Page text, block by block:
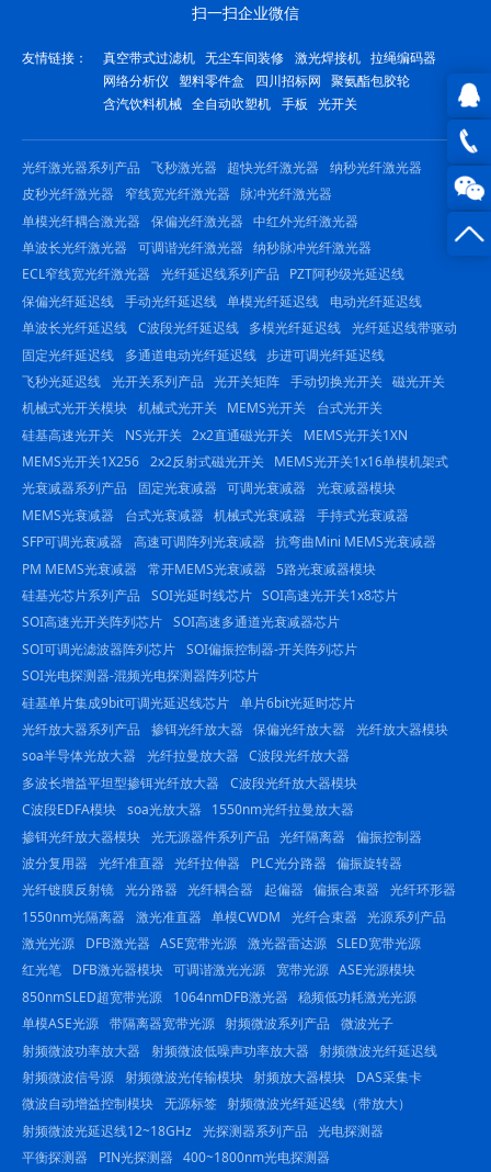
QQ在
线咨
询
0816
扫一扫企业微信
友情链接： 真空带式过滤机 无尘车间装修 激光焊接机 拉绳编码器
网络分析仪 塑料零件盒 四川招标网
聚氨酯包胶轮
含汽饮料机械 全自动吹塑机 手板 光开关
光纤激光器系列产品 飞秒激光器 超快光纤激光器
纳秒光纤激光器
皮秒光纤激光器
窄线宽光纤激光器
脉冲光纤激光器
单模光纤耦合激光器
保偏光纤激光器 中红外光纤激光器
单波长光纤激光器
可调谐光纤激光器 纳秒脉冲光纤激光器
ECL窄线宽光纤激光器
光纤延迟线系列产品
PZT阿秒级光延迟线
保偏光纤延迟线 手动光纤延迟线 单模光纤延迟线
电动光纤延迟线
单波长光纤延迟线 C波段光纤延迟线 多模光纤延迟线 光纤延迟线带驱动
固定光纤延迟线
多通道电动光纤延迟线 步进可调光纤延迟线
飞秒光延迟线 光开关系列产品 光开关矩阵 手动切换光开关 磁光开关
机械式光开关模块 机械式光开关 MEMS光开关
台式光开关
硅基高速光开关
NS光开关 2x2直通磁光开关
MEMS光开关1XN
MEMS光开关1X256 2x2反射式磁光开关
MEMS光开关1x16单模机架式
光衰减器系列产品
固定光衰减器 可调光衰减器
光衰减器模块
MEMS光衰减器
台式光衰减器 机械式光衰减器
手持式光衰减器
SFP可调光衰减器
高速可调阵列光衰减器 抗弯曲Mini MEMS光衰减器
PM MEMS光衰减器
常开MEMS光衰减器 5路光衰减器模块
硅基光芯片系列产品
SOI光延时线芯片 SOI高速光开关1x8芯片
SOI高速光开关阵列芯片 SOI高速多通道光衰减器芯片
SOI可调光滤波器阵列芯片 SOI偏振控制器-开关阵列芯片
SOI光电探测器-混频光电探测器阵列芯片
硅基单片集成9bit可调光延迟线芯片 单片6bit光延时芯片
光纤放大器系列产品
掺铒光纤放大器 保偏光纤放大器
光纤放大器模块
soa半导体光放大器
光纤拉曼放大器 C波段光纤放大器
多波长增益平坦型掺铒光纤放大器
C波段光纤放大器模块
C波段EDFA模块 soa光放大器
1550nm光纤拉曼放大器
掺铒光纤放大器模块 光无源器件系列产品 光纤隔离器
偏振控制器
波分复用器
光纤准直器 光纤拉伸器 PLC光分路器
偏振旋转器
光纤镀膜反射镜 光分路器 光纤耦合器 起偏器 偏振合束器
光纤环形器
1550nm光隔离器
激光准直器 单模CWDM 光纤合束器
光源系列产品
激光光源
DFB激光器 ASE宽带光源 激光器雷达源 SLED宽带光源
红光笔
DFB激光器模块 可调谐激光光源 宽带光源 ASE光源模块
850nmSLED超宽带光源
1064nmDFB激光器 稳频低功耗激光光源
单模ASE光源 带隔离器宽带光源 射频微波系列产品
微波光子
射频微波功率放大器
射频微波低噪声功率放大器 射频微波光纤延迟线
射频微波信号源 射频微波光传输模块 射频放大器模块
DAS采集卡
微波自动增益控制模块 无源标签 射频微波光纤延迟线（带放大）
射频微波光延迟线12~18GHz 光探测器系列产品 光电探测器
平衡探测器
PIN光探测器 400~1800nm光电探测器